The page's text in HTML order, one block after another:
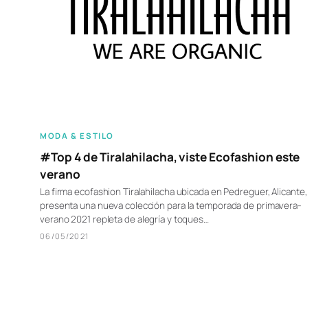
MODA & ESTILO
#Top 4 de Tiralahilacha, viste Ecofashion este
verano
La firma ecofashion Tiralahilacha ubicada en Pedreguer, Alicante,
presenta una nueva colección para la temporada de primavera-
verano 2021 repleta de alegría y toques…
06/05/2021